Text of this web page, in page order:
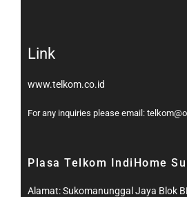
Link
www.telkom.co.id
For any inquiries please email:
Plasa Telkom IndiHome
Alamat: Sukomanunggal Jaya Blok